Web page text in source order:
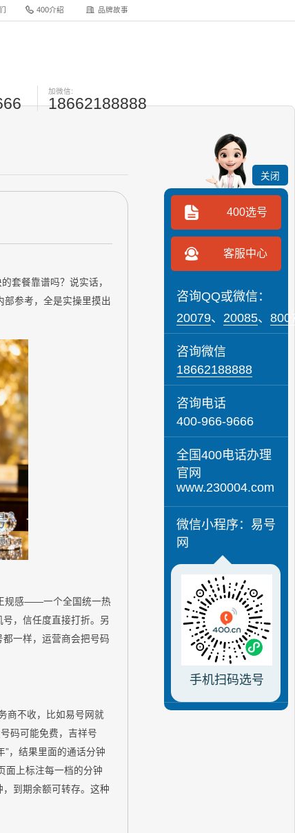
400介绍 品牌故事
加微信:
18662188888
套餐靠谱吗？说实话，
部参考，全是实操里摸出
规感——一个全国统一热
，信任度直接打折。另
一样，运营商会把号码
商不收，比如易号网就
码可能免费，吉祥号
，结果里面的通话分钟
面上标注每一档的分钟
到期余额可转存。这种
关闭
400选号
客服中心
咨询QQ或微信：
20079、 20085、
咨询微信
18662188888
咨询电话
400-966-9666
全国400电话办理
官网
www.230004.com
微信小程序：易号
网
手机扫码选号